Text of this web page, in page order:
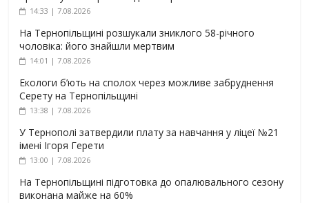
14:33 | 7.08.2026
На Тернопільщині розшукали зниклого 58-річного
чоловіка: його знайшли мертвим
14:01 | 7.08.2026
Екологи б’ють на сполох через можливе забруднення
Серету на Тернопільщині
13:38 | 7.08.2026
У Тернополі затвердили плату за навчання у ліцеї №21
імені Ігоря Герети
13:00 | 7.08.2026
На Тернопільщині підготовка до опалювального сезону
виконана майже на 60%